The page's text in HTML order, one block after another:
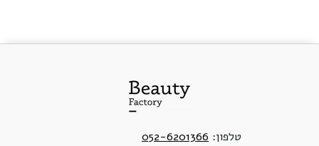
טלפון: 052-6201366